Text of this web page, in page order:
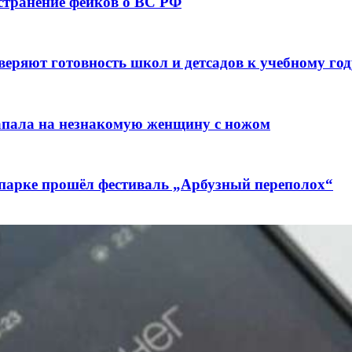
готовность школ и детсадов к учебному
на незнакомую женщину с ножом
прошёл фестиваль „Арбузный переполох“
контракты на 3,6 млн долларов